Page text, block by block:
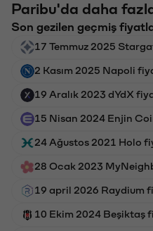
Paribu'da daha
Son gezilen geçmiş
17 Temmuz 2025
2 Kasım 2025 Napoli
19 Aralık 2023 dYdX
15 Nisan 2024 Enjin
24 Ağustos 2021 Holo
28 Ocak 2023
19 april 2026 Raydium
10 Ekim 2024 Beşiktaş